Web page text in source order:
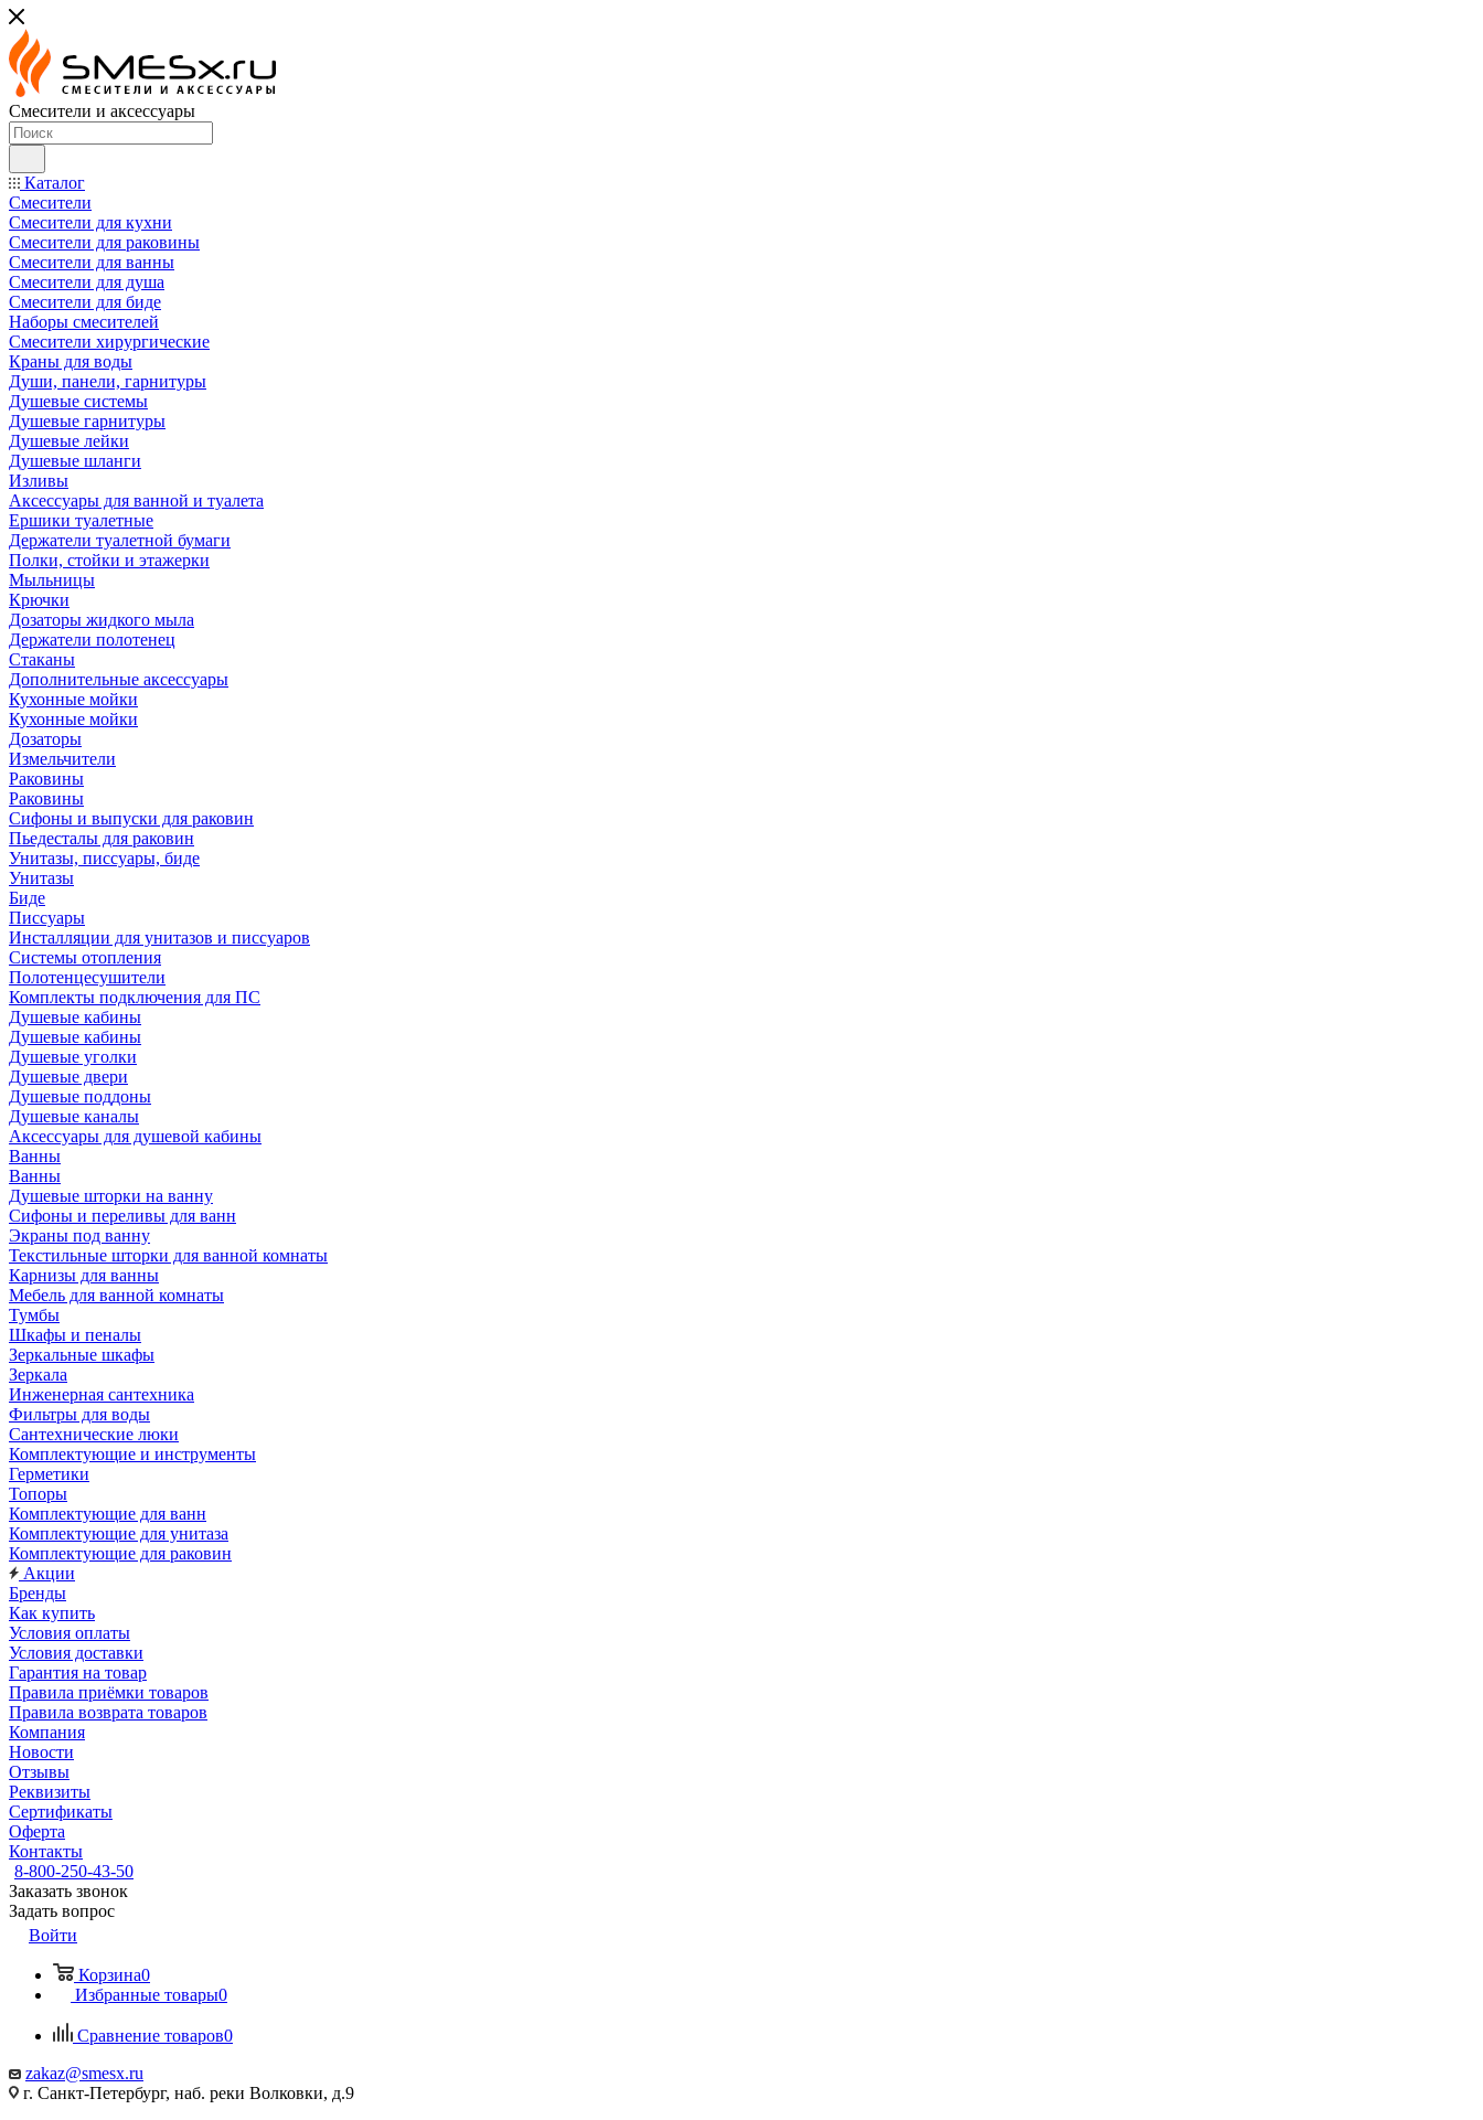
Смесители и аксессуары
Каталог
Смесители
Смесители для кухни
Смесители для раковины
Смесители для ванны
Смесители для душа
Смесители для биде
Наборы смесителей
Смесители хирургические
Краны для воды
Души, панели, гарнитуры
Душевые системы
Душевые гарнитуры
Душевые лейки
Душевые шланги
Изливы
Аксессуары для ванной и туалета
Ершики туалетные
Держатели туалетной бумаги
Полки, стойки и этажерки
Мыльницы
Крючки
Дозаторы жидкого мыла
Держатели полотенец
Стаканы
Дополнительные аксессуары
Кухонные мойки
Кухонные мойки
Дозаторы
Измельчители
Раковины
Раковины
Сифоны и выпуски для раковин
Пьедесталы для раковин
Унитазы, писсуары, биде
Унитазы
Биде
Писсуары
Инсталляции для унитазов и писсуаров
Системы отопления
Полотенцесушители
Комплекты подключения для ПС
Душевые кабины
Душевые кабины
Душевые уголки
Душевые двери
Душевые поддоны
Душевые каналы
Аксессуары для душевой кабины
Ванны
Ванны
Душевые шторки на ванну
Сифоны и переливы для ванн
Экраны под ванну
Текстильные шторки для ванной комнаты
Карнизы для ванны
Мебель для ванной комнаты
Тумбы
Шкафы и пеналы
Зеркальные шкафы
Зеркала
Инженерная сантехника
Фильтры для воды
Сантехнические люки
Комплектующие и инструменты
Герметики
Топоры
Комплектующие для ванн
Комплектующие для унитаза
Комплектующие для раковин
Акции
Бренды
Как купить
Условия оплаты
Условия доставки
Гарантия на товар
Правила приёмки товаров
Правила возврата товаров
Компания
Новости
Отзывы
Реквизиты
Сертификаты
Оферта
Контакты
8-800-250-43-50
Заказать звонок
Задать вопрос
Войти
Корзина0
Избранные товары0
Сравнение товаров0
zakaz@smesx.ru
г. Санкт-Петербург, наб. реки Волковки, д.9